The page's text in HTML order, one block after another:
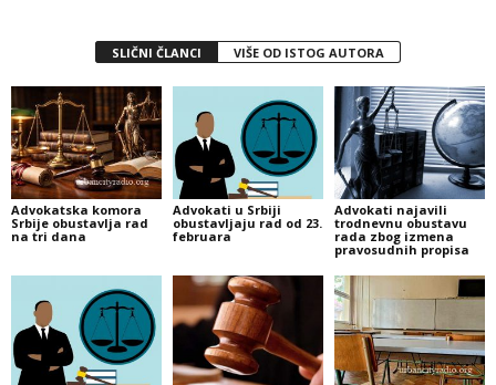
SLIČNI ČLANCI VIŠE OD ISTOG AUTORA
Advokatska komora
Srbije obustavlja rad
na tri dana
Advokati u Srbiji
obustavljaju rad od 23.
februara
Advokati najavili
trodnevnu obustavu
rada zbog izmena
pravosudnih propisa